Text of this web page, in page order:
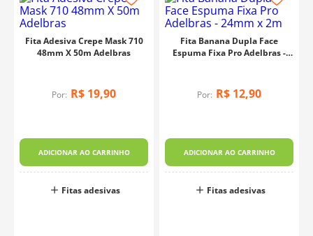
Fita Adesiva Crepe Mask 710
48mm X 50m Adelbras
Por: R$ 19,90
ADICIONAR AO CARRINHO
Fitas adesivas
Fita Banana Dupla Face
Espuma Fixa Pro Adelbras -
Por: R$ 12,90
ADICIONAR AO CARRINHO
Fitas adesivas